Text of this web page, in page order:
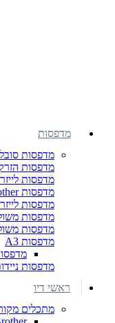
מדפסות
מדפסות
מדפסות
מדפסות
מדפסות Brother
מדפסות
מדפסות
מדפסות
מדפסות A3
מדפסות
ראשי דיו
מתכלים